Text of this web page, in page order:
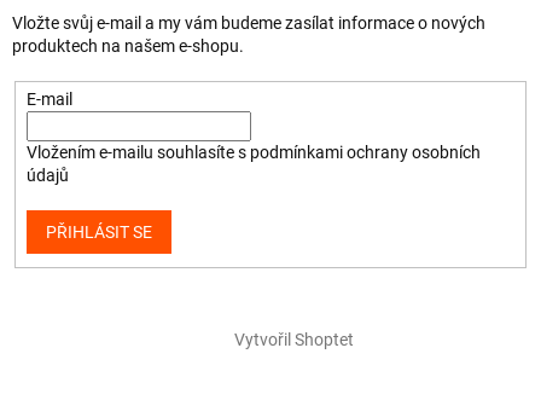
Vložte svůj e-mail a my vám budeme zasílat informace o nových
produktech na našem e-shopu.
E-mail
Vložením e-mailu souhlasíte s podmínkami ochrany osobních
údajů
PŘIHLÁSIT SE
Vytvořil Shoptet